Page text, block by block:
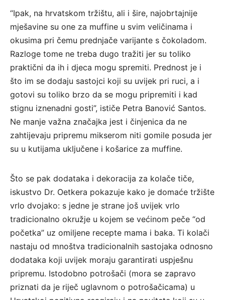
“Ipak, na hrvatskom tržištu, ali i šire, najobrtajnije
mješavine su one za muffine u svim veličinama i
okusima pri čemu prednjače varijante s čokoladom.
Razloge tome ne treba dugo tražiti jer su toliko
praktični da ih i djeca mogu spremiti. Prednost je i
što im se dodaju sastojci koji su uvijek pri ruci, a i
gotovi su toliko brzo da se mogu pripremiti i kad
stignu iznenadni gosti”, ističe Petra Banović Santos.
Ne manje važna značajka jest i činjenica da ne
zahtijevaju pripremu mikserom niti gomile posuda jer
su u kutijama uključene i košarice za muffine.
Što se pak dodataka i dekoracija za kolače tiče,
iskustvo Dr. Oetkera pokazuje kako je domaće tržište
vrlo dvojako: s jedne je strane još uvijek vrlo
tradicionalno okružje u kojem se većinom peče “od
početka” uz omiljene recepte mama i baka. Ti kolači
nastaju od mnoštva tradicionalnih sastojaka odnosno
dodataka koji uvijek moraju garantirati uspješnu
pripremu. Istodobno potrošači (mora se zapravo
priznati da je riječ uglavnom o potrošačicama) u